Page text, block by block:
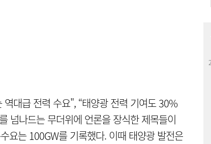
대급 전력 수요", “태양광 전력 기여도 30%
넘나드는 무더위에 언론을 장식한 제목들이
요는 100GW를 기록했다. 이때 태양광 발전은